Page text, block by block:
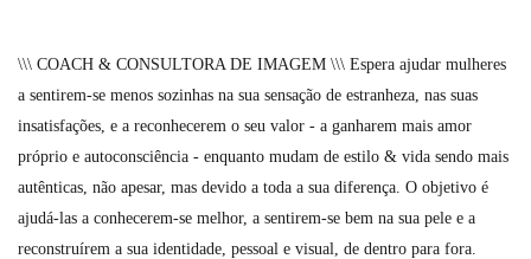
\\\ COACH & CONSULTORA DE IMAGEM \\\ Espera ajudar mulheres
a sentirem-se menos sozinhas na sua sensação de estranheza, nas suas
insatisfações, e a reconhecerem o seu valor - a ganharem mais amor
próprio e autoconsciência - enquanto mudam de estilo & vida sendo mais
autênticas, não apesar, mas devido a toda a sua diferença. O objetivo é
ajudá-las a conhecerem-se melhor, a sentirem-se bem na sua pele e a
reconstruírem a sua identidade, pessoal e visual, de dentro para fora.